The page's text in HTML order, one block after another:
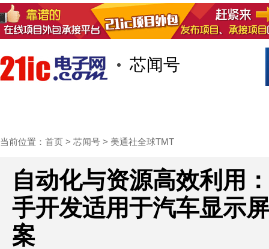
芯闻号
当前位置： 首页 > 芯闻号 > 美通社全球TMT
自动化与资源高效利用
手开发适用于汽车显示
案